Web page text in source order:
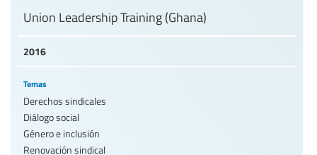
2016
Union Leadership Training (Ghana)
Temas
Derechos sindicales
Diálogo social
Género e inclusión
Renovación sindical